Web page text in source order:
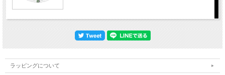
ラッピングについて